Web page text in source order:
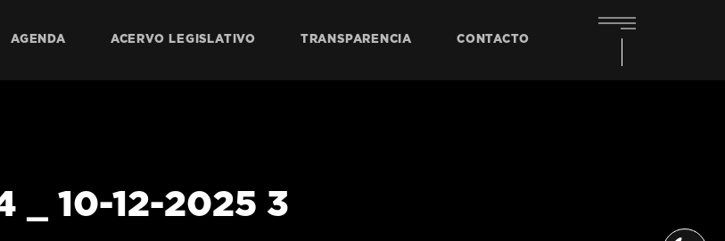
AGENDA ACERVO LEGISLATIVO TRANSPARENCIA CONTACTO
_ 10-12-2025 3